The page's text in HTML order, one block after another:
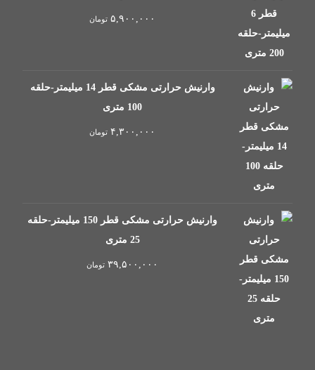
۵,۹۰۰,۰۰۰ تومان
وارنیش حرارتی مشکی قطر 14 میلیمتر-حلقه
100 متری
۴,۳۰۰,۰۰۰ تومان
وارنیش حرارتی مشکی قطر 150 میلیمتر-حلقه
25 متری
۳۹,۵۰۰,۰۰۰ تومان